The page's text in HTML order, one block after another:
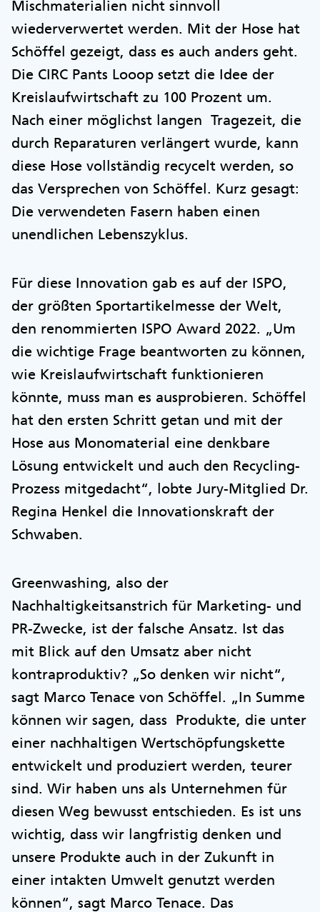
Mischmaterialien nicht sinnvoll
wiederverwertet werden. Mit der Hose hat
Schöffel gezeigt, dass es auch anders geht.
Die CIRC Pants Looop setzt die Idee der
Kreislaufwirtschaft zu 100 Prozent um.
Nach einer möglichst langen Tragezeit, die
durch Reparaturen verlängert wurde, kann
diese Hose vollständig recycelt werden, so
das Versprechen von Schöffel. Kurz gesagt:
Die verwendeten Fasern haben einen
unendlichen Lebenszyklus.
Für diese Innovation gab es auf der ISPO,
der größten Sportartikelmesse der Welt,
den renommierten ISPO Award 2022. „Um
die wichtige Frage beantworten zu können,
wie Kreislaufwirtschaft funktionieren
könnte, muss man es ausprobieren. Schöffel
hat den ersten Schritt getan und mit der
Hose aus Monomaterial eine denkbare
Lösung entwickelt und auch den Recycling-
Prozess mitgedacht“, lobte Jury-Mitglied Dr.
Regina Henkel die Innovationskraft der
Schwaben.
Greenwashing, also der
Nachhaltigkeitsanstrich für Marketing- und
PR-Zwecke, ist der falsche Ansatz. Ist das
mit Blick auf den Umsatz aber nicht
kontraproduktiv? „So denken wir nicht“,
sagt Marco Tenace von Schöffel. „In Summe
können wir sagen, dass Produkte, die unter
einer nachhaltigen Wertschöpfungskette
entwickelt und produziert werden, teurer
sind. Wir haben uns als Unternehmen für
diesen Weg bewusst entschieden. Es ist uns
wichtig, dass wir langfristig denken und
unsere Produkte auch in der Zukunft in
einer intakten Umwelt genutzt werden
können“, sagt Marco Tenace. Das